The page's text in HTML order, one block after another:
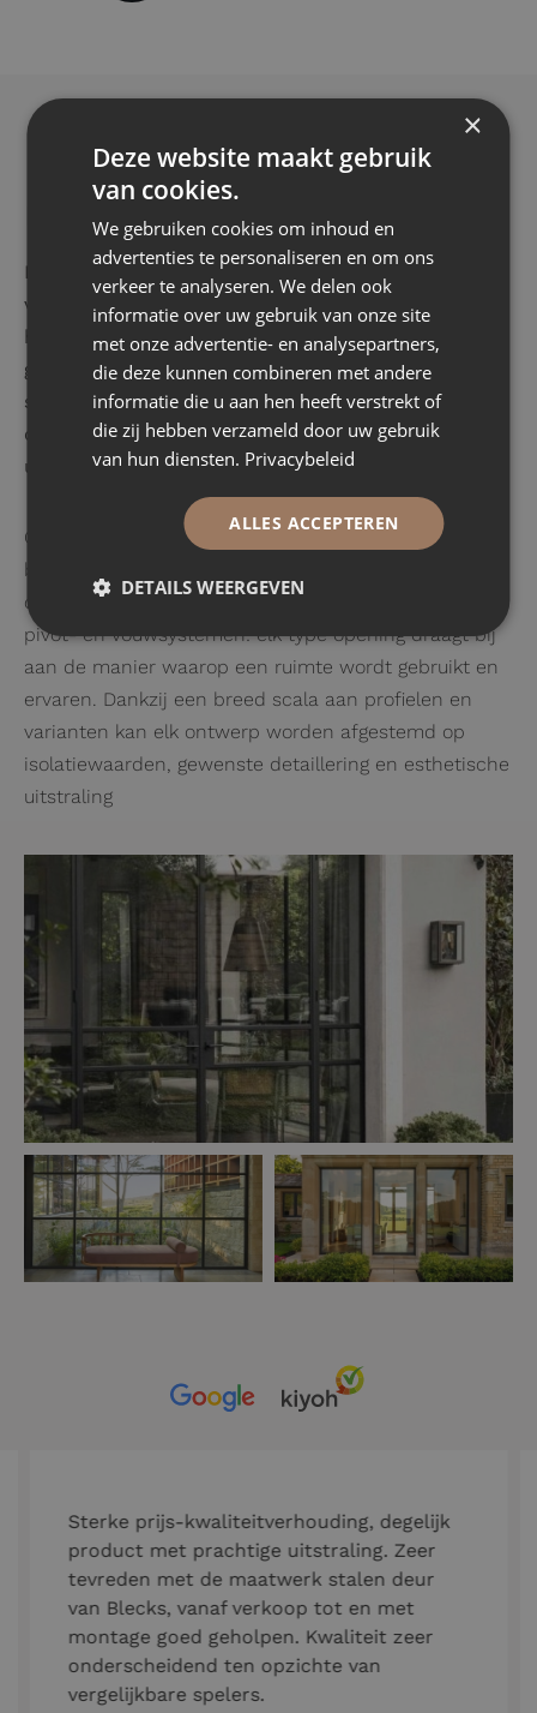
Minimalisme met
maximale prestaties
De kracht van deze systemen zit in de combinatie
van uitersten: een minimalistische uitstraling met
hoogwaardige technische prestaties. Dankzij
geavanceerde thermische onderbrekingen en
slimme opbouw van het profiel ontstaat een
oplossing die uitstekend isoleert en tegelijkertijd
uitzonderlijk slank blijft.
Geen project is hetzelfde. Daarom bieden stalen
buitenkozijnen van BLECKSⓇ maximale
ontwerpvrijheid. Van vaste puien tot draai-, schuif-,
pivot- en vouwsystemen: elk type opening draagt bij
aan de manier waarop een ruimte wordt gebruikt en
ervaren. Dankzij een breed scala aan profielen en
varianten kan elk ontwerp worden afgestemd op
isolatiewaarden, gewenste detaillering en esthetische
uitstraling
Sterke prijs-kwaliteitverhouding, degelijk
product met prachtige uitstraling. Zeer
tevreden met de maatwerk stalen deur
van Blecks, vanaf verkoop tot en met
montage goed geholpen. Kwaliteit zeer
onderscheidend ten opzichte van
vergelijkbare spelers.
×
Deze website maakt gebruik
van cookies.
We gebruiken cookies om inhoud en
advertenties te personaliseren en om ons
verkeer te analyseren. We delen ook
informatie over uw gebruik van onze site
met onze advertentie- en analysepartners,
die deze kunnen combineren met andere
informatie die u aan hen heeft verstrekt of
die zij hebben verzameld door uw gebruik
van hun diensten. Privacybeleid
ALLES ACCEPTEREN
DETAILS WEERGEVEN